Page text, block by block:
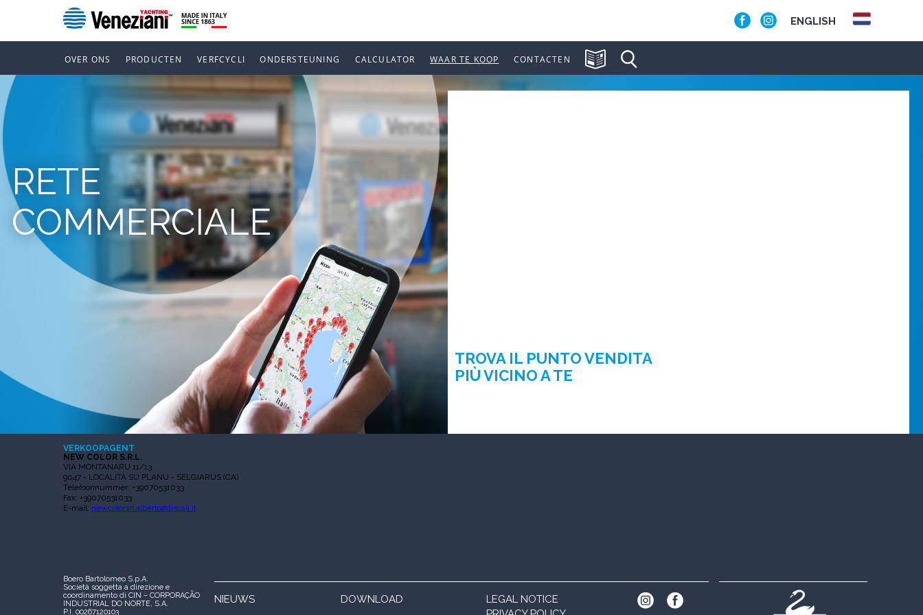
ENGLISH
OVER ONS PRODUCTEN VERFCYCLI ONDERSTEUNING CALCULATOR WAAR TE KOOP CONTACTEN
RETE
COMMERCIALE
TROVA IL PUNTO VENDITA
PIÙ VICINO A TE
VERKOOPAGENT
NEW COLOR S.R.L.
VIA MONTANARU 11/13
9047 - LOCALITÀ SU PLANU - SELGIARUS (CA)
Telefoonnummer: +39070531033
Fax: +39070531033
E-mail: newcolorsrl.alberto@tiscali.it
Boero Bartolomeo S.p.A.
Società soggetta a direzione e
coordinamento di CIN – CORPORAÇÃO
INDUSTRIAL DO NORTE, S.A.
P.I. 00267120103
NIEUWS DOWNLOAD
LEGAL NOTICE